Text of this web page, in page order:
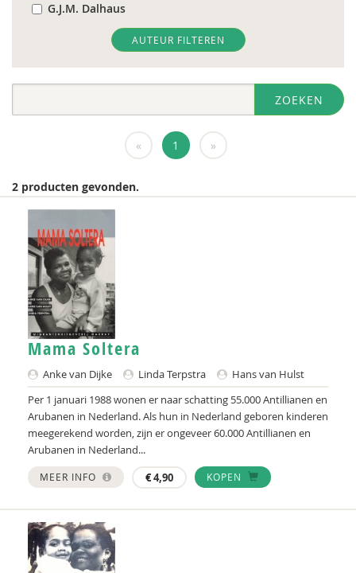
G.J.M. Dalhaus
Marga van Dam
Henk Ferwerda
Elodie Heloise
Sanne Hillege
Ruud van der Horst
Hans van Hulst
René Hut
Arthur Imkens
Jeffrey Jhanjan
Anouk Kok
Eelco Koot
Janusz Korczak
Valdemar Marcha
AUTEUR FILTEREN
ZOEKEN
« 1 »
2 producten gevonden.
Mama Soltera
Anke van Dijke Linda Terpstra
Hans van Hulst
Per 1 januari 1988 wonen er naar schatting 55.000 Antillianen en
Arubanen in Nederland. Als hun in Nederland geboren kinderen
meegerekend worden, zijn er ongeveer 60.000 Antillianen en
Arubanen in Nederland...
MEER INFO €4,90 KOPEN